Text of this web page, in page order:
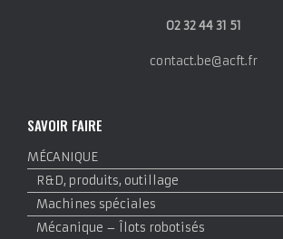
02 32 44 31 51
contact.be@acft.fr
SAVOIR FAIRE
MÉCANIQUE
R&D, produits, outillage
Machines spéciales
Mécanique – Îlots robotisés